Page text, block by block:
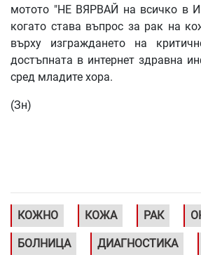
мотото "НЕ ВЯРВАЙ на всичко в
когато става въпрос за рак на
върху изграждането на
достъпната в интернет здравна
сред младите хора.
(Зн)
КОЖНО КОЖА РАК
БОЛНИЦА ДИАГНОСТИКА